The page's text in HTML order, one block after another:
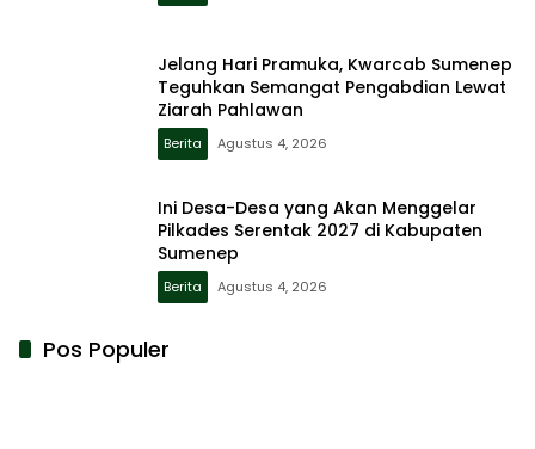
Jelang Hari Pramuka, Kwarcab Sumenep
Teguhkan Semangat Pengabdian Lewat
Ziarah Pahlawan
Berita Agustus 4, 2026
Ini Desa-Desa yang Akan Menggelar
Pilkades Serentak 2027 di Kabupaten
Sumenep
Berita Agustus 4, 2026
Pos Populer